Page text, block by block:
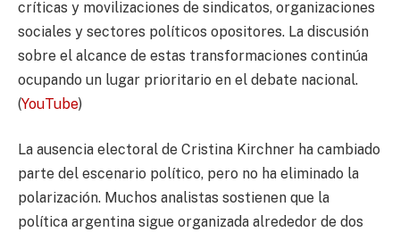
críticas y movilizaciones de sindicatos, organizaciones
sociales y sectores políticos opositores. La discusión
sobre el alcance de estas transformaciones continúa
ocupando un lugar prioritario en el debate nacional.
(YouTube)
La ausencia electoral de Cristina Kirchner ha cambiado
parte del escenario político, pero no ha eliminado la
polarización. Muchos analistas sostienen que la
política argentina sigue organizada alrededor de dos